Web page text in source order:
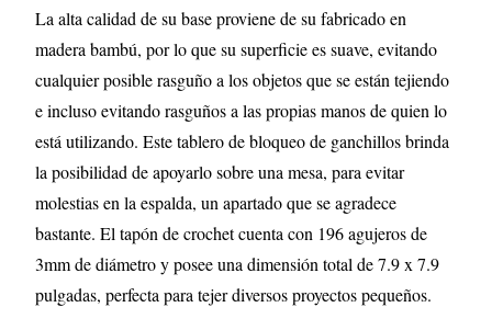
La alta calidad de su base proviene de su fabricado en
madera bambú, por lo que su superficie es suave, evitando
cualquier posible rasguño a los objetos que se están tejiendo
e incluso evitando rasguños a las propias manos de quien lo
está utilizando. Este tablero de bloqueo de ganchillos brinda
la posibilidad de apoyarlo sobre una mesa, para evitar
molestias en la espalda, un apartado que se agradece
bastante. El tapón de crochet cuenta con 196 agujeros de
3mm de diámetro y posee una dimensión total de 7.9 x 7.9
pulgadas, perfecta para tejer diversos proyectos pequeños.